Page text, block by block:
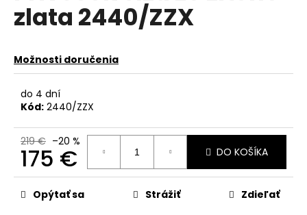
0,0
z
zlata 2440/ZZX
Možnosti doručenia
do 4 dní
Kód: 2440/ZZX
219 € –20 %
175 €
Jednotková
cena:
DO KOŠÍKA
Opýtať sa Strážiť Zdieľať
HĽADAŤ
O
p
o
r
ú
č
a
m
e